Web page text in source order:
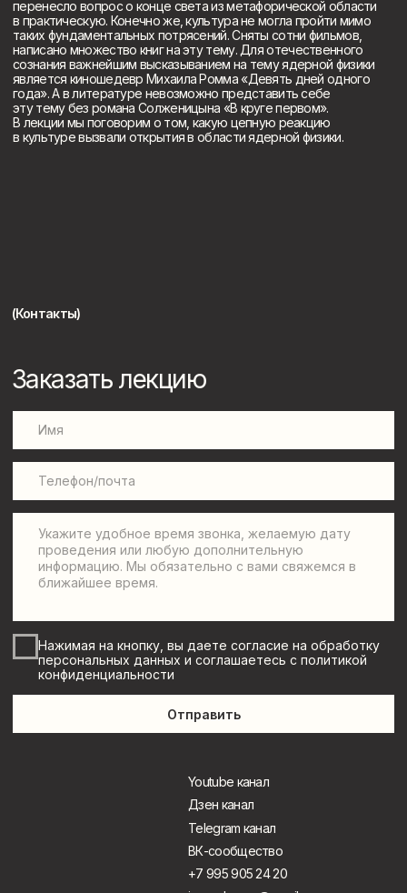
(Контакты)
Лекторий
Леонида Клейна
Заказать лекцию
+7 995 905 24 20
2025 Леонид Клейн
Telegram канал
Политика конфиденциальности
Разработка сайта